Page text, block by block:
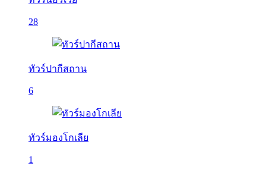
28
ทัวร์ปากีสถาน
6
ทัวร์มองโกเลีย
1